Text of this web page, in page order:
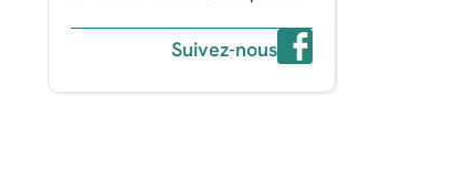
Suivez-nous